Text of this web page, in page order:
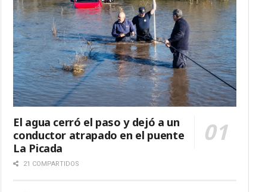
El agua cerró el paso y dejó a un
conductor atrapado en el puente
La Picada
21 COMPARTIDOS